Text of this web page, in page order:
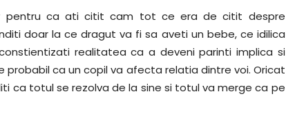
pentru ca ati citit cam tot ce era de citit despre
doar la ce dragut va fi sa aveti un bebe, ce idilica
realitatea ca a deveni parinti implica si
ca un copil va afecta relatia dintre voi. Oricat
ca totul se rezolva de la sine si totul va merge ca pe